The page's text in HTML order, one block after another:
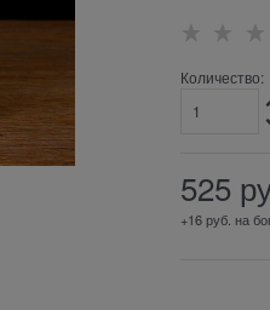
Количество:
525
+16 руб. на